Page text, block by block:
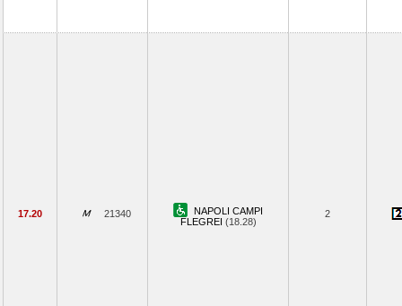
17.20 21340
NAPOLI CAMPI
FLEGREI (18.28)
2